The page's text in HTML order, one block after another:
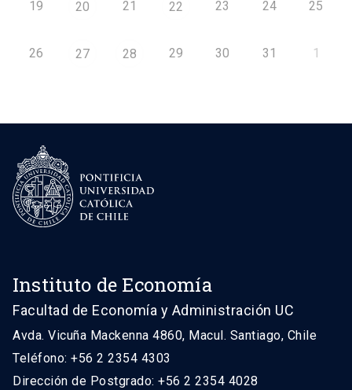
19 20 21 22 23 24 25
26 27 28 29 30 31 1
Instituto de Economía
Facultad de Economía y Administración UC
Avda. Vicuña Mackenna 4860, Macul. Santiago, Chile
Teléfono: +56 2 2354 4303
Dirección de Postgrado: +56 2 2354 4028